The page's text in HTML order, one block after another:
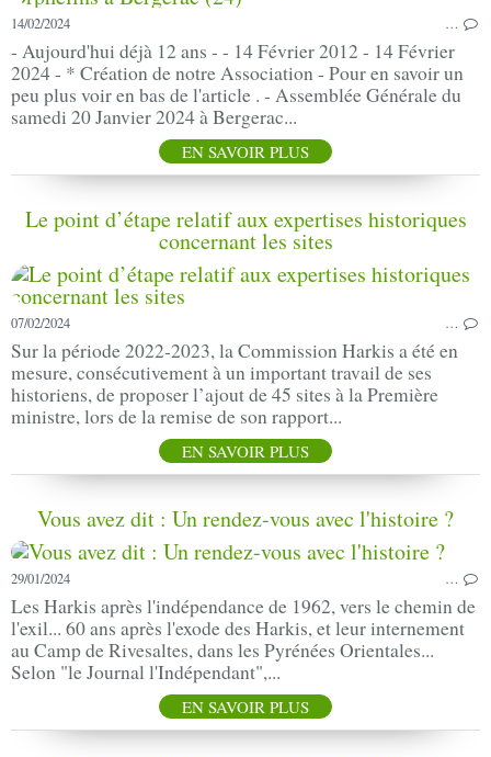
14/02/2024 …
- Aujourd'hui déjà 12 ans - - 14 Février 2012 - 14 Février
2024 - * Création de notre Association - Pour en savoir un
peu plus voir en bas de l'article . - Assemblée Générale du
samedi 20 Janvier 2024 à Bergerac...
EN SAVOIR PLUS
Le point d’étape relatif aux expertises historiques
concernant les sites
07/02/2024 …
Sur la période 2022-2023, la Commission Harkis a été en
mesure, consécutivement à un important travail de ses
historiens, de proposer l’ajout de 45 sites à la Première
ministre, lors de la remise de son rapport...
EN SAVOIR PLUS
Vous avez dit : Un rendez-vous avec l'histoire ?
29/01/2024 …
Les Harkis après l'indépendance de 1962, vers le chemin de
l'exil... 60 ans après l'exode des Harkis, et leur internement
au Camp de Rivesaltes, dans les Pyrénées Orientales...
Selon "le Journal l'Indépendant",...
EN SAVOIR PLUS